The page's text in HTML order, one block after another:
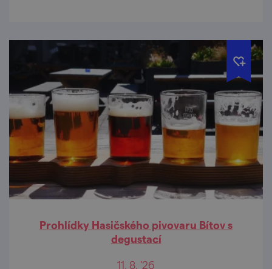
Prohlídky Hasičského pivovaru Bítov s
degustací
11. 8. '26